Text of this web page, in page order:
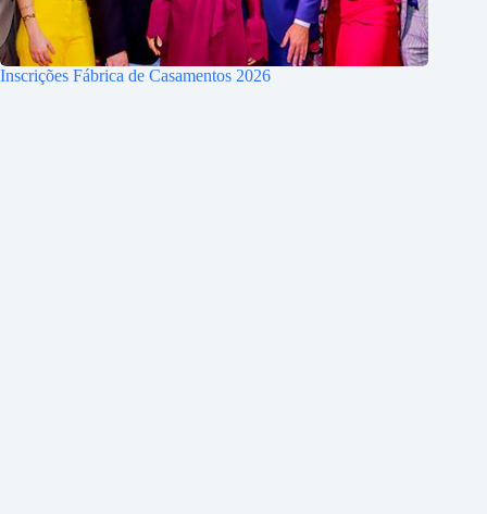
Inscrições Fábrica de Casamentos 2026